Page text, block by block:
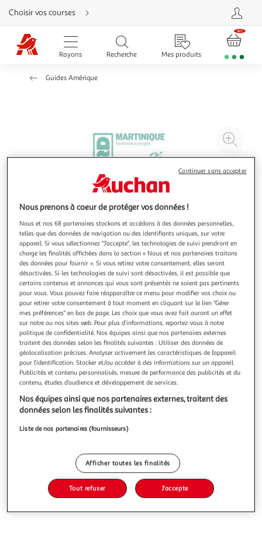
Aller
directement
au
contenu
Aller
directement
Aller
Choisir vos courses
Rayons Recherche Mes produits
Guides Amérique
à
MARTINIQUE. + RANDONNEES ET PLONGEES,
EDITION 2025-2026, Le Routard
Nouvelle mise à jour du Routard, le guide de voyage n°1 en
France ! Des plages paradisiaques aux sentiers de
randonnées de la Caravelle, ou de la montagne Pelée aux
fonds marins de la côte caraïbe peuplés de poissons
démesurément colorés. Des secrets de la fabrication du
rhum au coucher de soleil su
En savoir +
Vous voulez connaître le prix de ce produit ?
Afficher le prix
Caractéristiques
Nous prenons à coeur de protéger vos données !
Nous et nos 68 partenaires stockons et accédons à des données personnelles,
telles que des données de navigation ou des identifiants uniques, sur votre
appareil. Si vous sélectionnez "J'accepte", les technologies de suivi prendront en
charge les finalités affichées dans la section « Nous et nos partenaires traitons
des données pour fournir ». Si vous retirez votre consentement, elles seront
désactivées. Si les technologies de suivi sont désactivées, il est possible que
certains contenus et annonces qui vous sont présentés ne soient pas pertinents
pour vous. Vous pouvez faire réapparaître ce menu pour modifier vos choix ou
pour retirer votre consentement à tout moment en cliquant sur le lien "Gérer
mes préférences" en bas de page. Les choix que vous avez fait auront un effet
sur notre ou nos sites web. Pour plus d’informations, reportez-vous à notre
politique de confidentialité. Nos équipes ainsi que nos partenaires externes
traitent des données selon les finalités suivantes : Utiliser des données de
géolocalisation précises. Analyser activement les caractéristiques de l’appareil
pour l’identification. Stocker et/ou accéder à des informations sur un appareil.
Publicités et contenu personnalisés, mesure de performance des publicités et du
contenu, études d’audience et développement de services.
Nos équipes ainsi que nos partenaires externes, traitent des
données selon les finalités suivantes :
Liste de nos partenaires (fournisseurs)
Afficher toutes les finalités
Tout refuser J'accepte
Continuer sans accepter